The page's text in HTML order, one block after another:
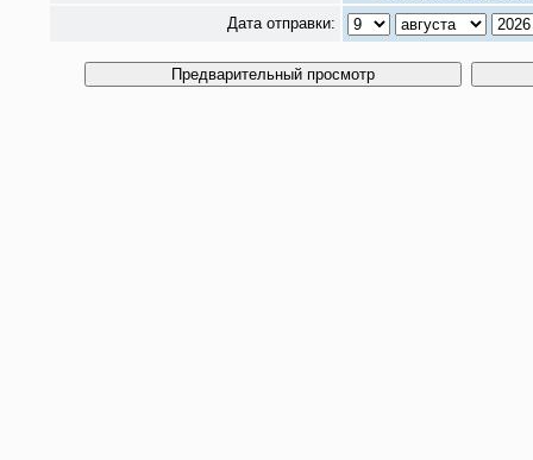
Дата отправки: